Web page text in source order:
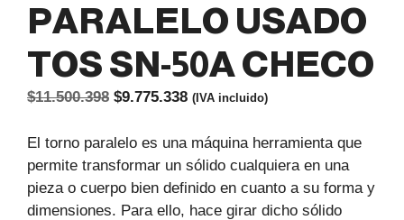
PARALELO USADO
TOS SN-50A CHECO
$11.500.398 El
original
era:
$11.500.398.
$9.775.338El
actual
es:
$9.775.338.
(IVA incluido)
El torno paralelo es una máquina herramienta que
permite transformar un sólido cualquiera en una
pieza o cuerpo bien definido en cuanto a su forma y
dimensiones. Para ello, hace girar dicho sólido